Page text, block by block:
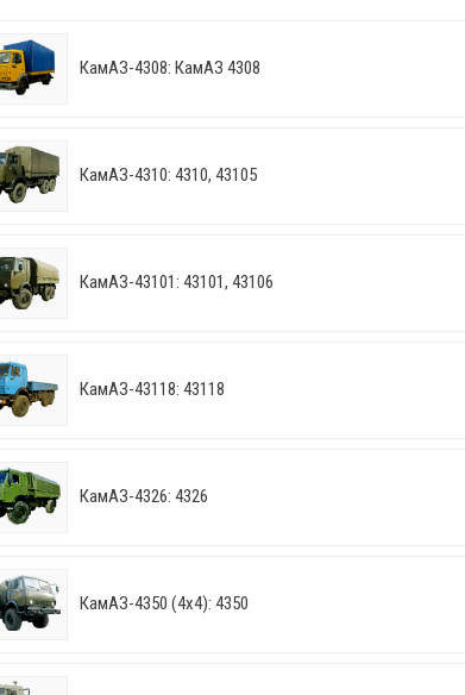
КамАЗ-4308: КамАЗ 4308
КамАЗ-4310: 4310, 43105
КамАЗ-43101: 43101, 43106
КамАЗ-43118: 43118
КамАЗ-4326: 4326
КамАЗ-4350 (4х4): 4350